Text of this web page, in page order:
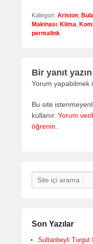
Kategori: Ariston,
Makinası, Klima,
permalink.
Bir yanıt yazın
Yorum yapabilmek
Bu site
kullanır. Yorum
öğrenin.
Search
Son Yazılar
Sultanbeyli Turgut